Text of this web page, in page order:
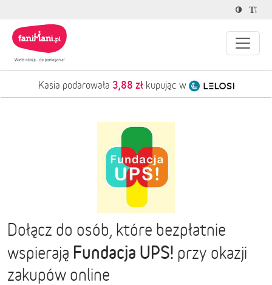
Marek podarował 8,44 złkupując w
Dołącz do osób, które bezpłatnie
wspierają Fundacja UPS! przy okazji
zakupów online